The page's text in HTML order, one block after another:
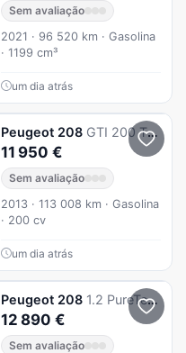
Sem avaliação
2021 · 96 520 km · Gasolina
· 1199 cm³
um dia atrás
Peugeot 208 GTI 200 THP
11 950 €
Sem avaliação
2013 · 113 008 km · Gasolina
· 200 cv
um dia atrás
Peugeot 208 1.2 PureTech Active Pack
12 890 €
Sem avaliação